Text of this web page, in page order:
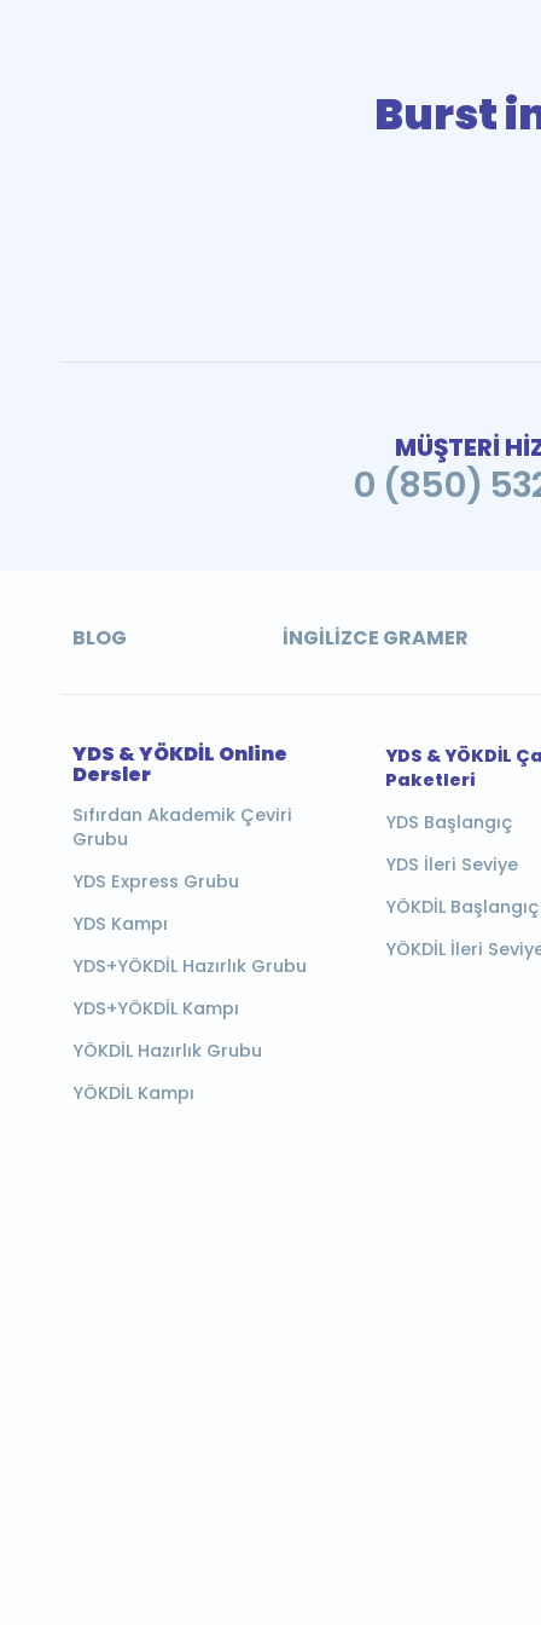
Burst
MÜŞTERİ
0 (850)
BLOG İNGILIZCE GRAMER
YDS & YÖKDİL Online
Dersler
Sıfırdan Akademik Çeviri
Grubu
YDS Express Grubu
YDS Kampı
YDS+YÖKDİL Hazırlık Grubu
YDS+YÖKDİL Kampı
YÖKDİL Hazırlık Grubu
YÖKDİL Kampı
YDS & YÖKDİL
Paketleri
YDS Başlangıç
YDS İleri Seviye
YÖKDİL Başlangıç
YÖKDİL İleri